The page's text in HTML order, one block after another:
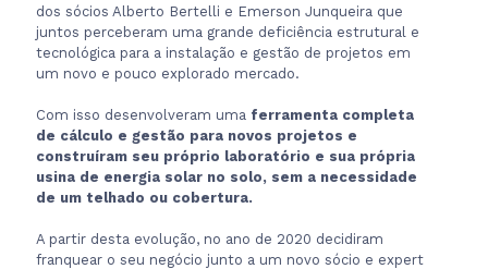
dos sócios Alberto Bertelli e Emerson Junqueira que
juntos perceberam uma grande deficiência estrutural e
tecnológica para a instalação e gestão de projetos em
um novo e pouco explorado mercado.
Com isso desenvolveram uma ferramenta completa
de cálculo e gestão para novos projetos e
construíram seu próprio laboratório e sua própria
usina de energia solar no solo, sem a necessidade
de um telhado ou cobertura.
A partir desta evolução, no ano de 2020 decidiram
franquear o seu negócio junto a um novo sócio e expert